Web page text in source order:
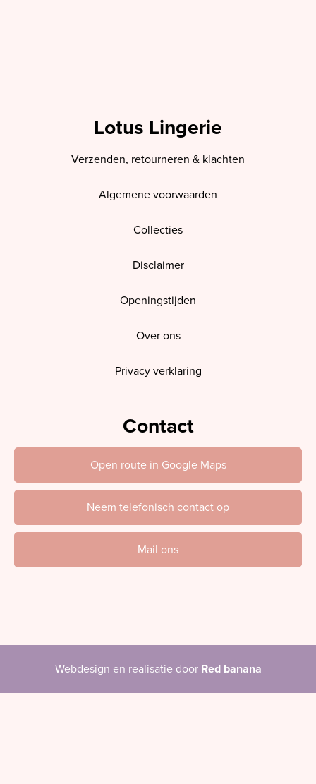
Lotus Lingerie
Verzenden, retourneren & klachten
Algemene voorwaarden
Collecties
Disclaimer
Openingstijden
Over ons
Privacy verklaring
Contact
Open route in Google Maps
Neem telefonisch contact op
Mail ons
Webdesign en realisatie door Red banana